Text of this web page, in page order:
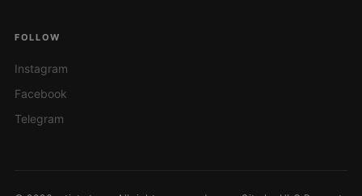
FOLLOW
Instagram
Facebook
Telegram